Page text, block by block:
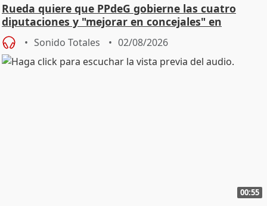
Rueda quiere que PPdeG gobierne las cuatro
diputaciones y "mejorar en concejales" en
ciudades
Sonido Totales 02/08/2026
00:55